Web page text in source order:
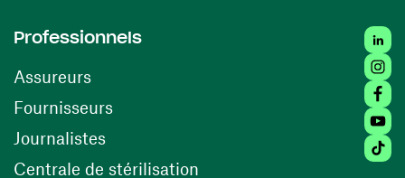
Professionnels
Assureurs
Fournisseurs(ouvre une nouvelle fenêtre)
Journalistes
Centrale de stérilisation (ouvre une nouvelle